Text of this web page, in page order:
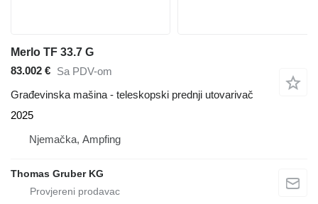
Merlo TF 33.7 G
83.002 € Sa PDV-om
Građevinska mašina - teleskopski prednji utovarivač
2025
Njemačka, Ampfing
Thomas Gruber KG